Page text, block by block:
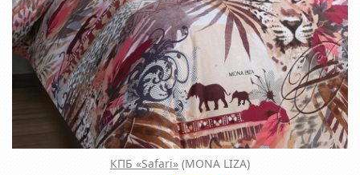
КПБ «Safari» (MONA LIZA)